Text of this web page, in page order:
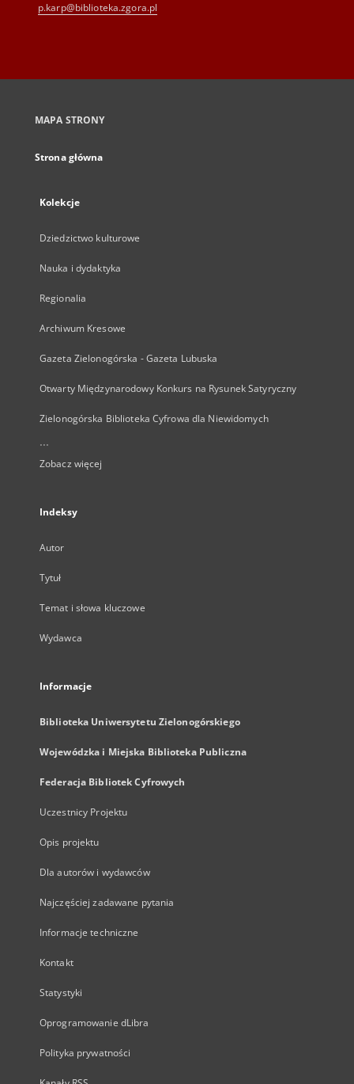
p.karp@biblioteka.zgora.pl
MAPA STRONY
Strona główna
Kolekcje
Dziedzictwo kulturowe
Nauka i dydaktyka
Regionalia
Archiwum Kresowe
Gazeta Zielonogórska - Gazeta Lubuska
Otwarty Międzynarodowy Konkurs na Rysunek Satyryczny
Zielonogórska Biblioteka Cyfrowa dla Niewidomych
...
Zobacz więcej
Indeksy
Autor
Tytuł
Temat i słowa kluczowe
Wydawca
Informacje
Biblioteka Uniwersytetu Zielonogórskiego
Wojewódzka i Miejska Biblioteka Publiczna
Federacja Bibliotek Cyfrowych
Uczestnicy Projektu
Opis projektu
Dla autorów i wydawców
Najczęściej zadawane pytania
Informacje techniczne
Kontakt
Statystyki
Oprogramowanie dLibra
Polityka prywatności